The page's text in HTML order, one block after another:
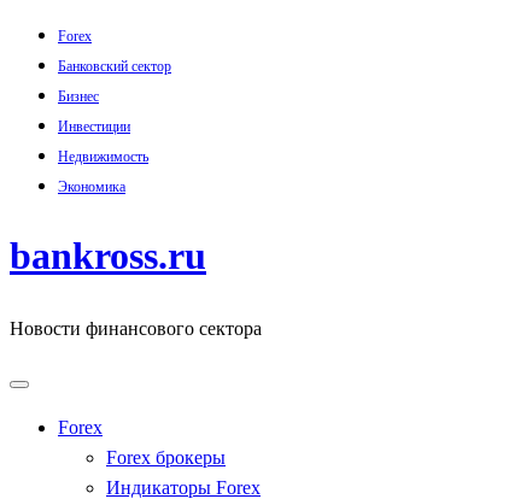
Skip
content
Forex
Банковский сектор
Бизнес
Инвестиции
Недвижимость
Экономика
bankross.ru
Новости финансового сектора
Forex
Forex брокеры
Индикаторы Forex